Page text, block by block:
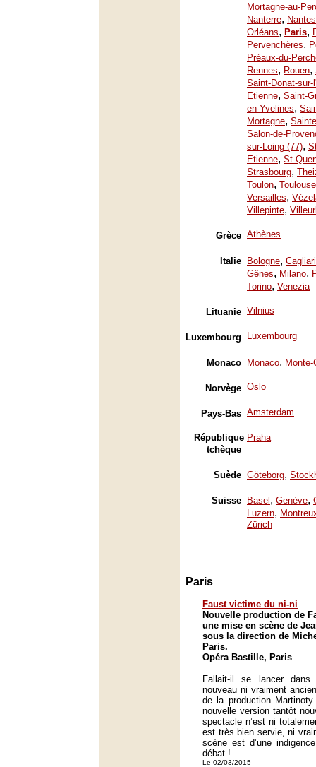
Mortagne-au-
Nanterre, Nantes
Orléans, Paris,
Pervenchères,
Préaux-du-
Rennes, Rouen,
Saint-Donat-sur-
Etienne, Saint-
en-Yvelines,
Mortagne,
Salon-de-
sur-Loing (77),
Etienne, St-
Strasbourg,
Toulon, Toulouse
Versailles,
Villepinte,
Grèce Athènes
Italie Bologne, Cagliari
Gênes, Milano,
Torino, Venezia
Lituanie Vilnius
Luxembourg Luxembourg
Monaco Monaco, Monte-
Norvège Oslo
Pays-Bas Amsterdam
République
tchèque
Praha
Suède Göteborg,
Suisse Basel , Genève,
Luzern,
Zürich
Paris
Faust victime du ni-ni
Nouvelle production de
une mise en scène de
sous la direction de
Paris.
Opéra Bastille, Paris
Fallait-il se lancer
nouveau ni vraiment
de la production
nouvelle version tantôt
spectacle n’est ni
est très bien servie, ni
scène est d’une
débat !
Le 02/03/2015